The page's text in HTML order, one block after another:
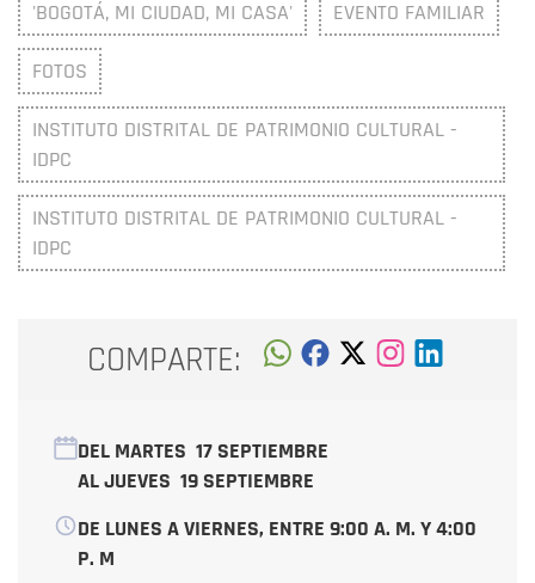
'BOGOTÁ, MI CIUDAD, MI CASA' EVENTO FAMILIAR
FOTOS
INSTITUTO DISTRITAL DE PATRIMONIO CULTURAL -
IDPC
INSTITUTO DISTRITAL DE PATRIMONIO CULTURAL -
IDPC
COMPARTE:
DEL MARTES 17 SEPTIEMBRE
AL JUEVES 19 SEPTIEMBRE
DE LUNES A VIERNES, ENTRE 9:00 A. M. Y 4:00
P. M